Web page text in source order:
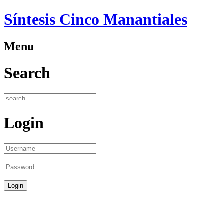
Síntesis Cinco Manantiales
Menu
Search
Login